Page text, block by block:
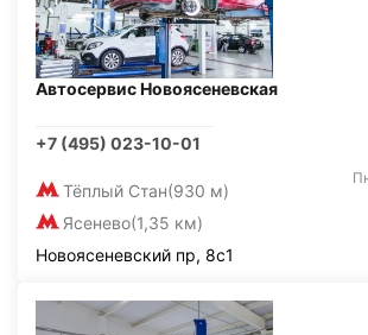
Автосервис Новоясеневская
+7 (495) 023-10-01
Тёплый Стан(930 м)
Ясенево(1,35 км)
Новоясеневский пр, 8с1